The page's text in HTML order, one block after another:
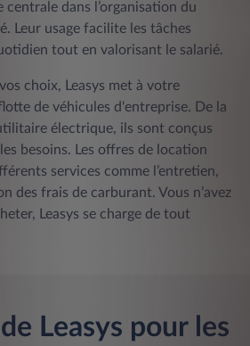
centrale dans l’organisation du
Leur usage facilite les tâches
tout en valorisant le salarié.
choix, Leasys met à votre
de véhicules d'entreprise. De la
électrique, ils sont conçus
besoins. Les offres de location
services comme l’entretien,
des frais de carburant. Vous n’avez
Leasys se charge de tout
Leasys pour les